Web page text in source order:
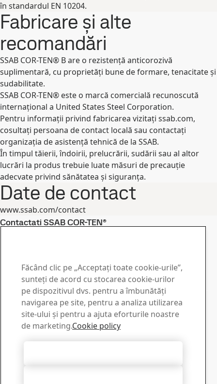
în standardul EN 10204.
Fabricare și alte
recomandări
SSAB COR-TEN® B are o rezistență anticorozivă
suplimentară, cu proprietăți bune de formare, tenacitate și
sudabilitate.
SSAB COR-TEN® este o marcă comercială recunoscută
internaţional a United States Steel Corporation.
Pentru informații privind fabricarea vizitați ssab.com,
cosultați persoana de contact locală sau contactați
organizația de asistență tehnică de la SSAB.
În timpul tăierii, îndoirii, prelucrării, sudării sau al altor
lucrări la produs trebuie luate măsuri de precauție
adecvate privind sănătatea și siguranța.
Date de contact
www.ssab.com/contact
Contactați SSAB COR-TEN®
întrebări sau informații
Centrul de descărcare
Căutare și descărcare a broșurilor, certificatelor și a altor
materiale de la SSAB.
Spre Descărcare
Vânzări
Pentru vânzări și informații despre produse contactați
Asistență tehnică
Făcând clic pe „Acceptați toate cookie-urile”,
sunteți de acord cu stocarea cookie-urilor
pe dispozitivul dvs. pentru a îmbunătăți
navigarea pe site, pentru a analiza utilizarea
site-ului și pentru a ajuta eforturile noastre
de marketing.Cookie policy